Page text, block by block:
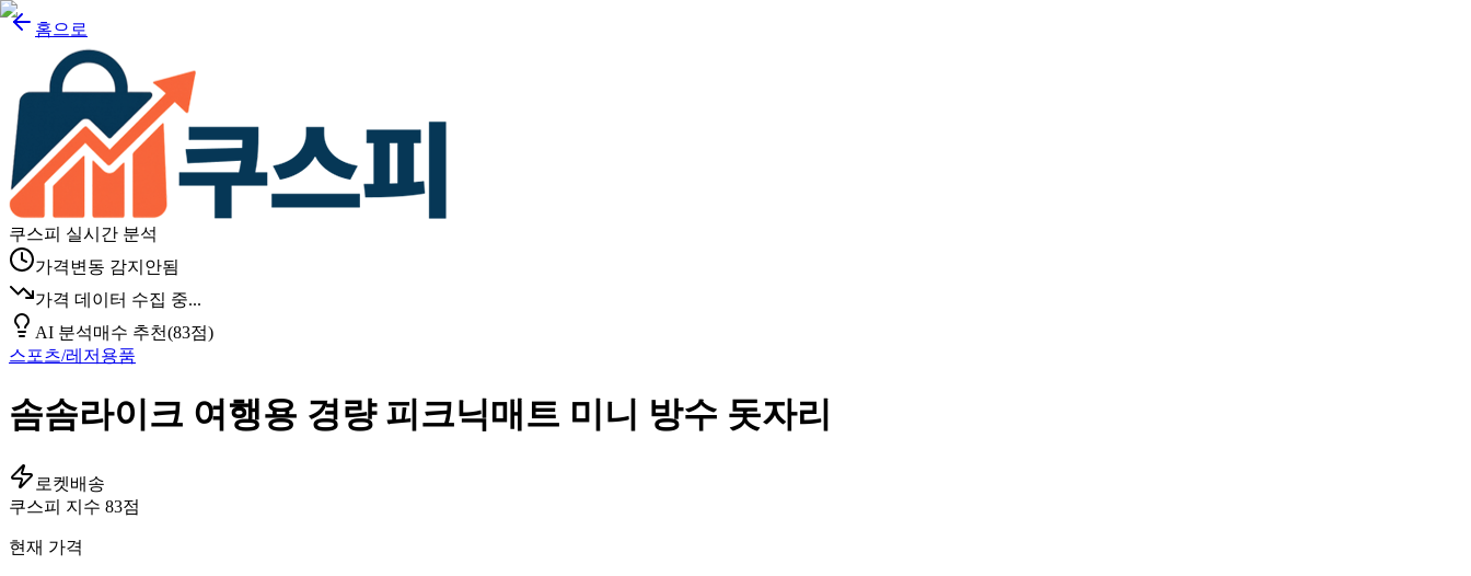
홈으로
쿠스피 실시간 분석
가격변동 감지안됨
가격 데이터 수집 중...
AI 분석매수 추천(83점)
스포츠/레저용품
솜솜라이크 여행용 경량 피크닉매트 미니 방수 돗자리
로켓배송
쿠스피 지수 83점
현재 가격